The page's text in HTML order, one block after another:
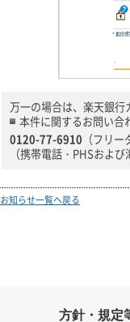
万一の場合は、楽天銀
本件に関するお問い合
0120-77-6910 （フリ
（携帯電話・PHSおよ
お知らせ一覧へ戻る
方針・規定